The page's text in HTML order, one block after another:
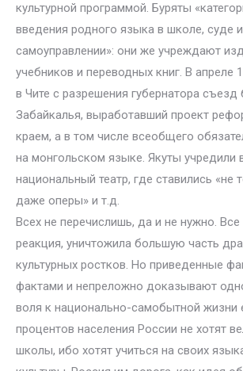
культурной программой. Буряты
введения родного языка в школе, суде и
самоуправлении»: они же учреждают
учебников и переводных книг. В апреле
в Чите с разрешения губернатора съезд
Забайкалья, выработавший проект
краем, а в том числе всеобщего
на монгольском языке. Якуты учредили
национальный театр, где ставились «не
даже оперы» и т.д.
Всех не перечислишь, да и не нужно.
реакция, уничтожила большую часть
культурных ростков. Но приведенные
фактами и непреложно доказывают
воля к национально-самобытной жизни
процентов населения России не хотят
школы, ибо хотят учиться на своих